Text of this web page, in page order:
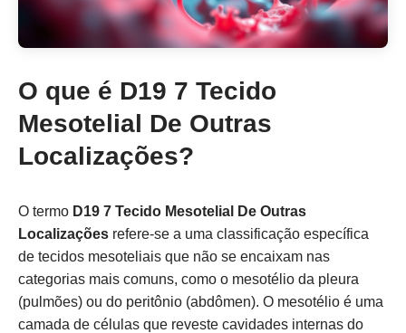
O que é D19 7 Tecido
Mesotelial De Outras
Localizações?
O termo D19 7 Tecido Mesotelial De Outras
Localizações refere-se a uma classificação específica
de tecidos mesoteliais que não se encaixam nas
categorias mais comuns, como o mesotélio da pleura
(pulmões) ou do peritônio (abdômen). O mesotélio é uma
camada de células que reveste cavidades internas do